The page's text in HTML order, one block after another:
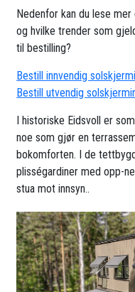
Nedenfor kan du lese
og hvilke trender som
til bestilling?
Bestill innvendig
Bestill utvendig
I historiske Eidsvoll er
noe som gjør en
bokomforten. I de
plisségardiner med opp-
stua mot innsyn..